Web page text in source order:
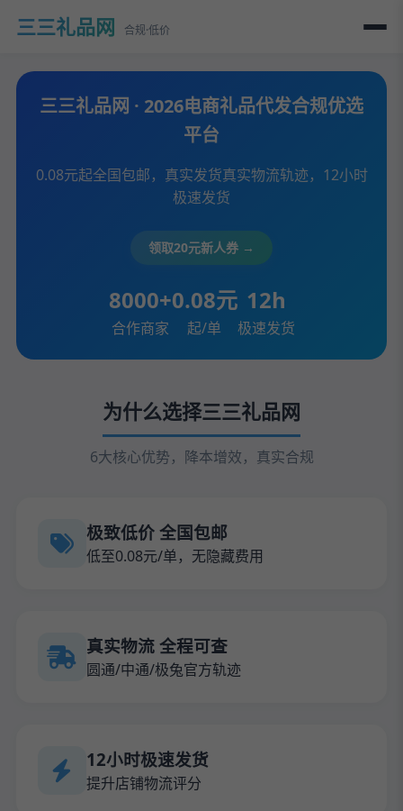
三三礼品网 合规·低价
三三礼品网 · 2026电商礼品代发合规优选
平台
0.08元起全国包邮，真实发货真实物流轨迹，12小时
极速发货
领取20元新人券 →
8000+
合作商家
0.08元
起/单
12h
极速发货
为什么选择三三礼品网
6大核心优势，降本增效，真实合规
极致低价 全国包邮
低至0.08元/单，无隐藏费用
真实物流 全程可查
圆通/中通/极兔官方轨迹
12小时极速发货
提升店铺物流评分